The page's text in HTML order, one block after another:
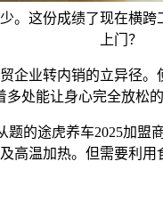
。这份成绩了现在横
上门？
转内销的立异径。
处能让身心完全放松
途虎养车2025加盟
温加热。但需要利